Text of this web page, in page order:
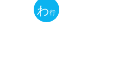
わ行